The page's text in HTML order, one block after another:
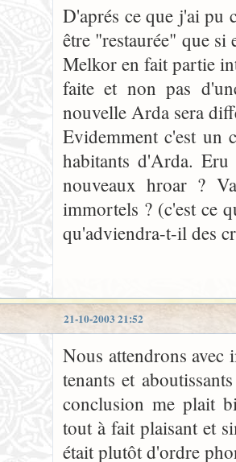
D'aprés ce que j'ai pu
être "restaurée" que
Melkor en fait partie
faite et non pas
nouvelle Arda sera
Evidemment c'est un
habitants d'Arda.
nouveaux hroar ?
immortels ? (c'est ce
qu'adviendra-t-il des
21-10-2003 21:52
Nous attendrons avec
tenants et
conclusion me plait
tout à fait plaisant et
était plutôt d'ordre